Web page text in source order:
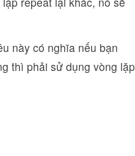
này có nghĩa nếu bạn
thì phải sử dụng vòng lặp